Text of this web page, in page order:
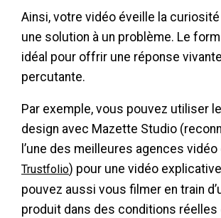
Ainsi, votre vidéo éveille la
une solution à un problème. Le
idéal pour offrir une réponse
percutante.
Par exemple, vous pouvez utiliser
design avec Mazette Studio
l’une des meilleures agences
Trustfolio) pour une vidéo
pouvez aussi vous filmer en train
produit dans des conditions